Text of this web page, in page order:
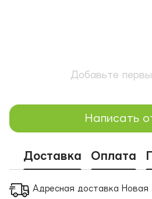
Добавьте
Написать
Доставка Оплата
Адресная доставка Новая